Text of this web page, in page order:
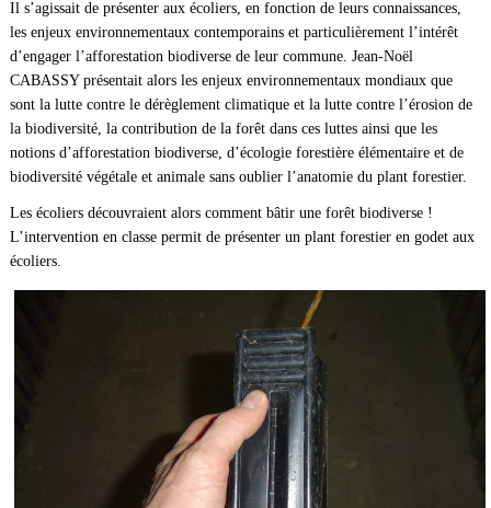
Il s’agissait de présenter aux écoliers, en fonction de leurs connaissances,
les enjeux environnementaux contemporains et particulièrement l’intérêt
d’engager l’afforestation biodiverse de leur commune. Jean-Noël
CABASSY présentait alors les enjeux environnementaux mondiaux que
sont la lutte contre le dérèglement climatique et la lutte contre l’érosion de
la biodiversité, la contribution de la forêt dans ces luttes ainsi que les
notions d’afforestation biodiverse, d’écologie forestière élémentaire et de
biodiversité végétale et animale sans oublier l’anatomie du plant forestier.
Les écoliers découvraient alors comment bâtir une forêt biodiverse !
L’intervention en classe permit de présenter un plant forestier en godet aux
écoliers.